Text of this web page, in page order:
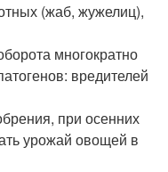
(жаб, жужелиц),
многократно
вредителей
при осенних
урожай овощей в